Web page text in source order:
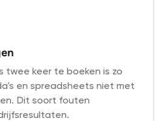
twee keer te boeken is zo
en spreadsheets niet met
Dit soort fouten